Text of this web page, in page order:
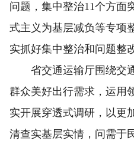
问题，集中整治11个方面
式主义为基层减负等专项
实抓好集中整治和问题整
省交通运输厅围绕交通
群众美好出行需求，运用
实开展穿透式调研，以更
清查实基层实情，问需于